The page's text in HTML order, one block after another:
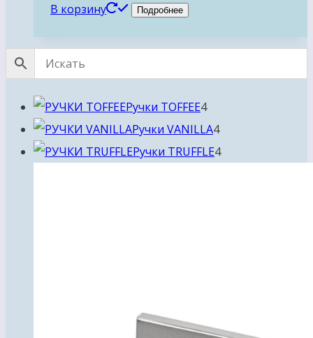
В корзину
Подробнее
Ручки TOFFEE44
товара
Ручки VANILLA44
товара
Ручки TRUFFLE44